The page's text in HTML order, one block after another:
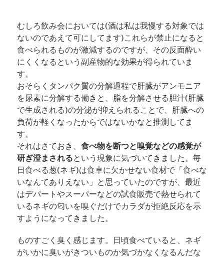
むしろ飲み会においては(酒は私は我慢する対象では
ないのであえて可にしてます)これらが禁止になると
食べられるものが激減するのですが、その反面酔い
にくくなるという副産物的な効果が得られていま
す。
おそらくタンパク質の分解過程で肝臓がアンモニア
を尿素に分解する働きと、脂を分解させる胆汁(肝臓
で生成される)の分泌が抑えられることで、肝臓への
負荷が軽くなったからではないかなと推測してま
す。
それはさておき、 食べ物を断つと嗅覚などの感覚が
研ぎ澄まされるという現象に気づいてきました。毎
日食べる葱(ネギ)は食卓に欠かせない食材で「食べな
いなんてありえない」と思っていたのですが、最近
はデパートやスーパーなどの試食販売で熱せられて
いるネギの匂いを嗅ぐだけでカラダが拒絶反応を示
すようになってきました。
ものすごく臭く感じます。日頃食べていると、ネギ
がいかに臭いがきついものか気づかなくなるんだな